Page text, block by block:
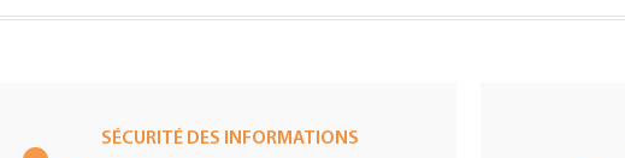
SÉCURITÉ DES INFORMATIONS